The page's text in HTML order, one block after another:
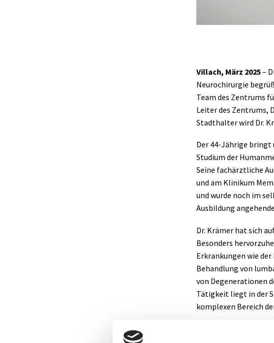
Villach, März 2025–
Neurochirurgie
Team des Zentrums
Leiter des Zentrums,
Stadthalter wird Dr.
Der 44-Jährige bringt
Studium der
Seine fachärztliche
und am Klinikum
und wurde noch im
Ausbildung
Dr. Krämer hat sich
Besonders
Erkrankungen wie
Behandlung von
von Degenerationen
Tätigkeit liegt in der
komplexen Bereich